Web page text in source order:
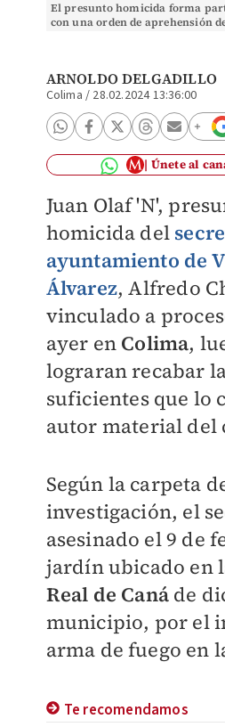
El presunto homicida forma
con una orden de aprehensión
ARNOLDO DELGADILLO
Colima / 28.02.2024 13:36:00
Únete al
Juan Olaf 'N',
homicida del
ayuntamiento de
Álvarez, Alfredo
vinculado a
ayer enColima,
lograran recabar
suficientes que lo
autor material del
Según la carpeta
investigación, el
asesinado el 9 de
jardín ubicado en
Real de Canáde
municipio, por el
arma de fuego en
Te recomendamos